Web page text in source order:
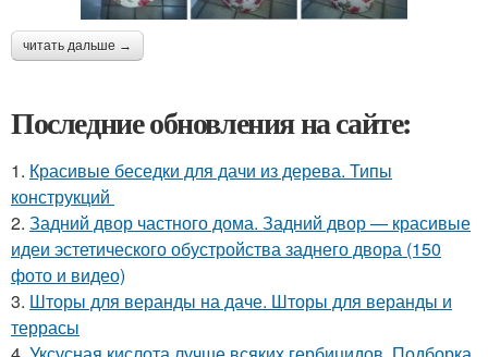
читать дальше →
Последние обновления на сайте:
1. Красивые беседки для дачи из дерева. Типы
конструкций
2. Задний двор частного дома. Задний двор — красивые
идеи эстетического обустройства заднего двора (150
фото и видео)
3. Шторы для веранды на даче. Шторы для веранды и
террасы